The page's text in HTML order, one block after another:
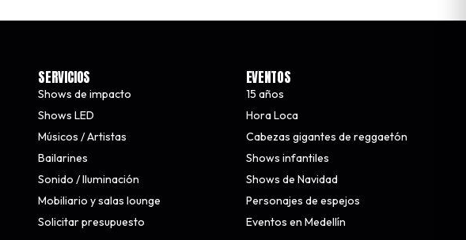
SERVICIOS
Shows de impacto
Shows LED
Músicos / Artistas
Bailarines
Sonido / Iluminación
Mobiliario y salas lounge
Solicitar presupuesto
EVENTOS
15 años
Hora Loca
Cabezas gigantes de reggaetón
Shows infantiles
Shows de Navidad
Personajes de espejos
Eventos en Medellín